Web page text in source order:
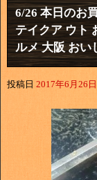
6/26 本日のお
テイクア ウト
ルメ 大阪 おい
投稿日 2017年6月26日